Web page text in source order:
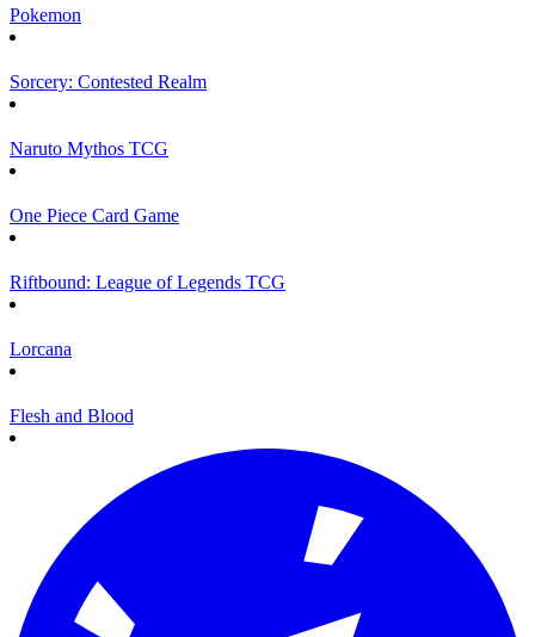
Pokemon
Sorcery: Contested Realm
Naruto Mythos TCG
One Piece Card Game
Riftbound: League of Legends TCG
Lorcana
Flesh and Blood